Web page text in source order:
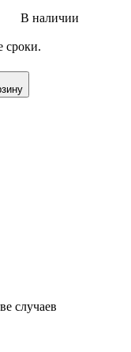
В наличии
сроки.
случаев